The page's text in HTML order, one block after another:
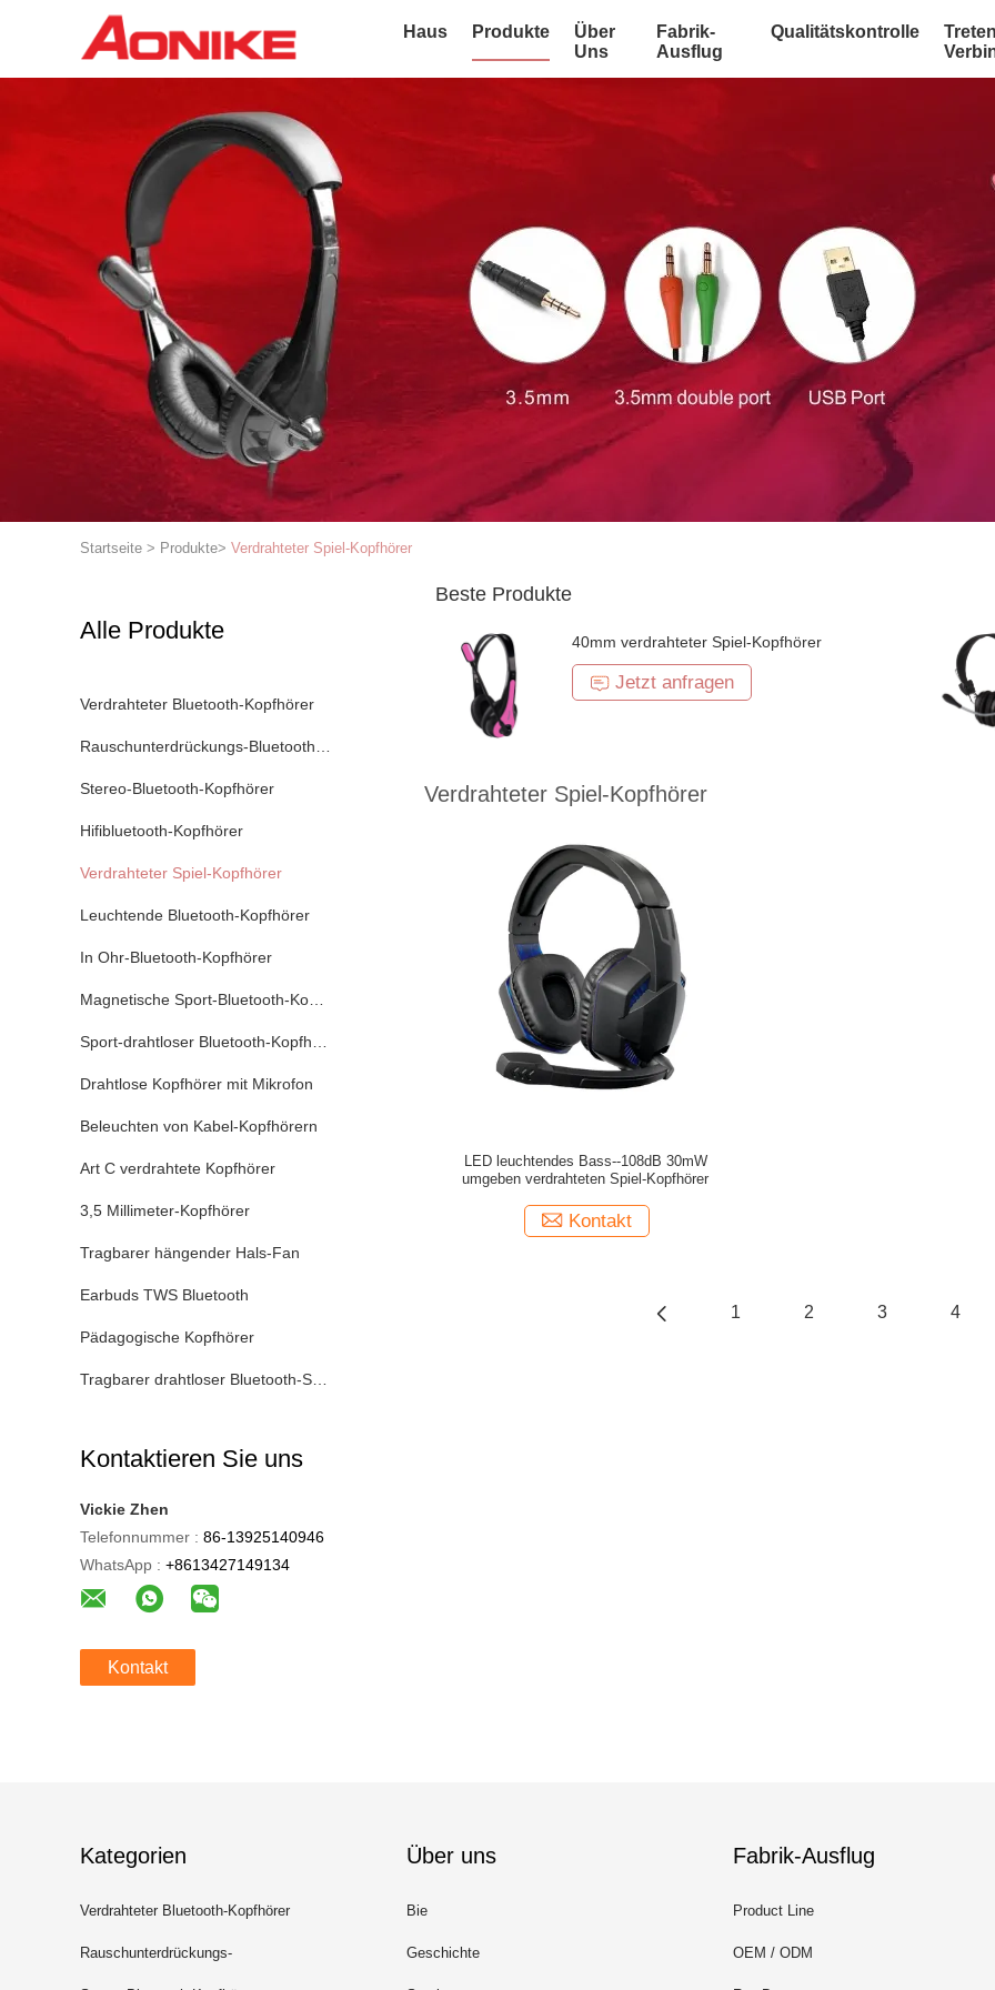
Haus Produkte
Über
Uns
Fabrik-
Ausflug
Qualitätskontrolle
Startseite > Produkte> Verdrahteter Spiel-Kopfhörer
Alle Produkte
Verdrahteter Bluetooth-Kopfhörer
Rauschunterdrückungs-Bluetooth-Kopfhörer
Stereo-Bluetooth-Kopfhörer
Hifibluetooth-Kopfhörer
Verdrahteter Spiel-Kopfhörer
Leuchtende Bluetooth-Kopfhörer
In Ohr-Bluetooth-Kopfhörer
Magnetische Sport-Bluetooth-Kopfhörer
Sport-drahtloser Bluetooth-Kopfhörer
Drahtlose Kopfhörer mit Mikrofon
Beleuchten von Kabel-Kopfhörern
Art C verdrahtete Kopfhörer
3,5 Millimeter-Kopfhörer
Tragbarer hängender Hals-Fan
Earbuds TWS Bluetooth
Pädagogische Kopfhörer
Tragbarer drahtloser Bluetooth-Sprecher
Kontaktieren Sie uns
Vickie Zhen
Telefonnummer : 86-13925140946
WhatsApp : +8613427149134
Kontakt
Beste Produkte
40mm verdrahteter Spiel-Kopfhörer
Jetzt anfragen
Verdrahteter Spiel-Kopfhörer
LED leuchtendes Bass--108dB 30mW
umgeben verdrahteten Spiel-Kopfhörer
Kontakt
1 2 3 4
Kategorien
Verdrahteter Bluetooth-Kopfhörer
Rauschunterdrückungs-
Über uns
Bie
Geschichte
Fabrik-Ausflug
Product Line
OEM / ODM